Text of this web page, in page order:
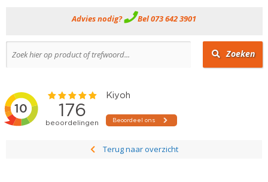
Advies nodig? Bel 073 642 3901
Zoeken
Terug naar overzicht